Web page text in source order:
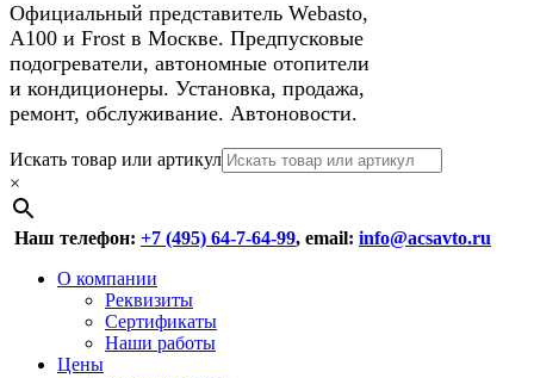
Официальный представитель Webasto,
А100 и Frost в Москве. Предпусковые
подогреватели, автономные отопители
и кондиционеры. Установка, продажа,
ремонт, обслуживание. Автоновости.
Header
Right
Menu
Перейти
к
содержимому
Искать товар или артикул
×
Наш телефон: +7 (495) 64-7-64-99, email: info@acsavto.ru
Основное
Перейти
содержимому
О компании
Реквизиты
Сертификаты
Наши работы
Цены